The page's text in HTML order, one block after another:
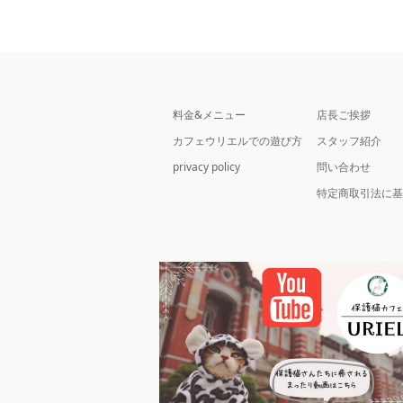
料金&メニュー
カフェウリエルでの遊び方
privacy policy
店長ご挨拶
スタッフ紹介
問い合わせ
特定商取引法に